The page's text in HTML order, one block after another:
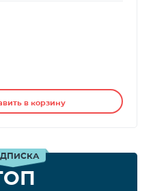
в корзину